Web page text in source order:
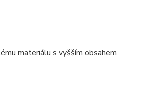
materiálu s vyšším obsahem